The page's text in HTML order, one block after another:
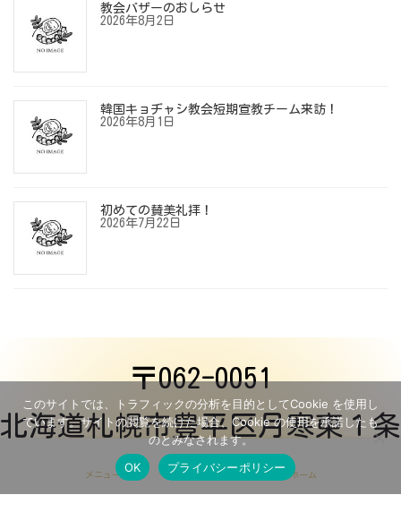
教会バザーのおしらせ
2026年8月2日
韓国キョヂャシ教会短期宣教チーム来訪！
2026年8月1日
初めての賛美礼拝！
2026年7月22日
〒062-0051
北海道札幌市豊平区月寒東１条
１丁目６−１６
メニュー ホーム
このサイトでは、トラフィックの分析を目的としてCookie を使用し
ています。サイトの閲覧を続けた場合、Cookie の使用を承諾したも
のとみなされます。
OK
プライバシーポリシー